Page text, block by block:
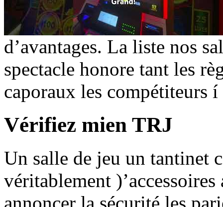
d’avantages. La liste nos
spectacle honore tant les
caporaux les compétiteurs
Vérifiez mien TRJ
Un salle de jeu un tantinet
véritablement
annoncer la sécurité les